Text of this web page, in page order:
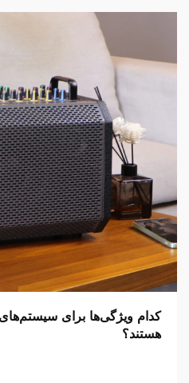
کدام ویژگی‌ها برای
هستند؟